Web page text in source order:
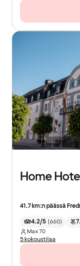
Home
41.7 km:n päässä
4.2/5 (660)
Max70
5 kokoustilaa